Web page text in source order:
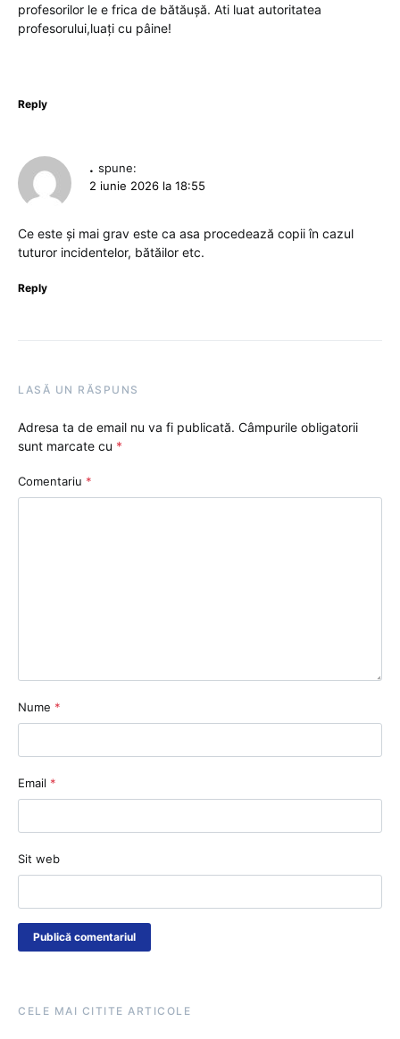
profesorilor le e frica de bătăușă. Ati luat autoritatea
profesorului,luați cu pâine!
Reply
. spune:
2 iunie 2026 la 18:55
Ce este și mai grav este ca asa procedează copii în cazul
tuturor incidentelor, bătăilor etc.
Reply
LASĂ UN RĂSPUNS
Adresa ta de email nu va fi publicată. Câmpurile obligatorii
sunt marcate cu *
Comentariu *
Nume *
Email *
Sit web
CELE MAI CITITE ARTICOLE